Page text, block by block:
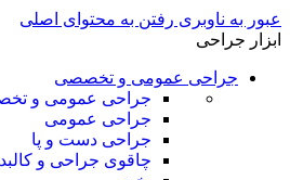
عبور به ناوبری رفتن به محتوای اصلی
ابزار جراحی
جراحی عمومی و تخصصی
جراحی عمومی و
جراحی عمومی
جراحی دست و پا
چاقوی جراحی و